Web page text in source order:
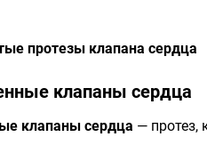
протезы клапана сердца
клапаны сердца
клапаны сердца — протез,